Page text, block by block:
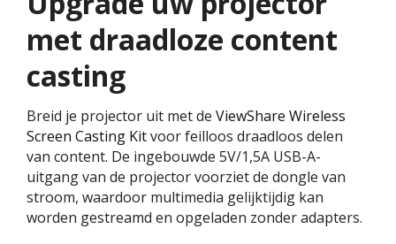
met draadloze content
casting
Breid je projector uit met de ViewShare Wireless
Screen Casting Kitvoor feilloos draadloos delen
van content. De ingebouwde 5V/1,5A USB-A-
uitgang van de projector voorziet de dongle van
stroom, waardoor multimedia gelijktijdig kan
worden gestreamd en opgeladen zonder adapters.